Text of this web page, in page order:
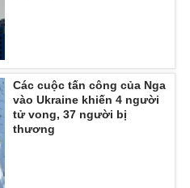
Các cuộc tấn công của Nga
vào Ukraine khiến 4 người
tử vong, 37 người bị
thương